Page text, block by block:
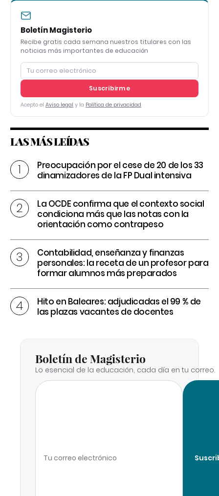
Boletín Magisterio
Recibe gratis cada semana nuestros titulares con las
noticias más importantes de educación
Suscribirme
Acepto el Aviso legal y la Política de privacidad
LAS MÁS LEÍDAS
Preocupación por el cese de 20 de los 33
dinamizadores de la FP Dual intensiva
La OCDE confirma que el contexto social
condiciona más que las notas con la
orientación como contrapeso
Contabilidad, enseñanza y finanzas
personales: la receta de un profesor para
formar alumnos más preparados
Hito en Baleares: adjudicadas el 99 % de
las plazas vacantes de docentes
Boletín de Magisterio
Lo esencial de la educación, cada día en tu correo.